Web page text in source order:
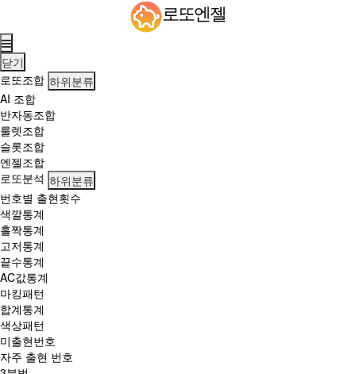
엔
젤
에
서
로
또
분
석,
당
첨
번
호
조
회,
번
호
조
합
서
비
스
로또엔젤
닫기
로또조합 하위분류
AI 조합
반자동조합
룰렛조합
슬롯조합
엔젤조합
로또분석 하위분류
번호별 출현횟수
색깔통계
홀짝통계
고저통계
끝수통계
AC값통계
마킹패턴
합계통계
색상패턴
미출현번호
자주 출현 번호